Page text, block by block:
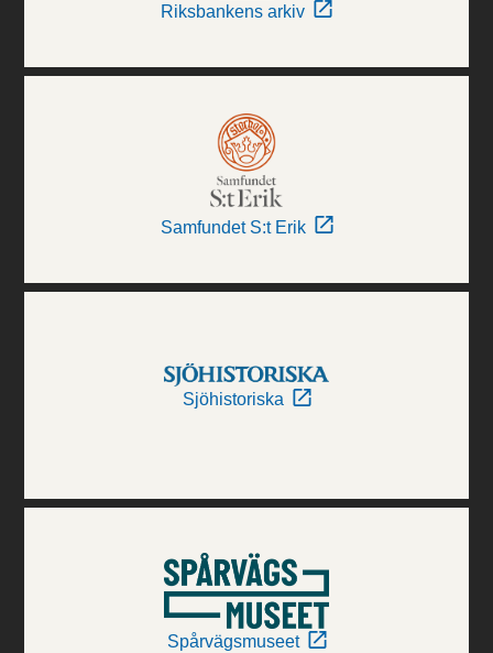
Riksbankens arkiv
Samfundet S:t Erik
Sjöhistoriska
Spårvägsmuseet